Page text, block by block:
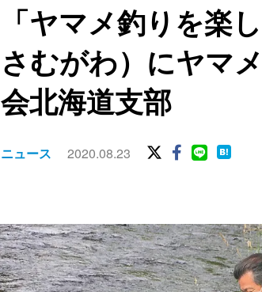
「ヤマメ釣りを楽
さむがわ）にヤマ
会北海道支部
ニュース 2020.08.23